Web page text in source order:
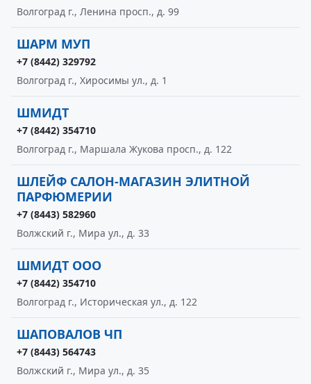
Волгоград г., Ленина просп., д. 99
ШАРМ МУП
+7 (8442) 329792
Волгоград г., Хиросимы ул., д. 1
ШМИДТ
+7 (8442) 354710
Волгоград г., Маршала Жукова просп., д. 122
ШЛЕЙФ САЛОН-МАГАЗИН ЭЛИТНОЙ
ПАРФЮМЕРИИ
+7 (8443) 582960
Волжский г., Мира ул., д. 33
ШМИДТ ООО
+7 (8442) 354710
Волгоград г., Историческая ул., д. 122
ШАПОВАЛОВ ЧП
+7 (8443) 564743
Волжский г., Мира ул., д. 35